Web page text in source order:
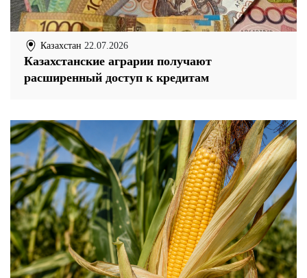
Казахстан 22.07.2026
Казахстанские аграрии получают
расширенный доступ к кредитам